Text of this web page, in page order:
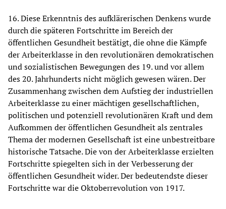
16. Diese Erkenntnis des aufklärerischen Denkens wurde
durch die späteren Fortschritte im Bereich der
öffentlichen Gesundheit bestätigt, die ohne die Kämpfe
der Arbeiterklasse in den revolutionären demokratischen
und sozialistischen Bewegungen des 19. und vor allem
des 20. Jahrhunderts nicht möglich gewesen wären. Der
Zusammenhang zwischen dem Aufstieg der industriellen
Arbeiterklasse zu einer mächtigen gesellschaftlichen,
politischen und potenziell revolutionären Kraft und dem
Aufkommen der öffentlichen Gesundheit als zentrales
Thema der modernen Gesellschaft ist eine unbestreitbare
historische Tatsache. Die von der Arbeiterklasse erzielten
Fortschritte spiegelten sich in der Verbesserung der
öffentlichen Gesundheit wider. Der bedeutendste dieser
Fortschritte war die Oktoberrevolution von 1917.